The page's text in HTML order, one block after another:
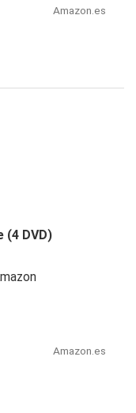
Amazon.es
(4 DVD)
Amazon.es